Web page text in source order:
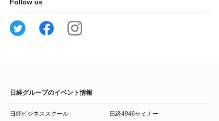
Follow us
日経グループのイベント情報
日経ビジネススクール
日経4946セミナー